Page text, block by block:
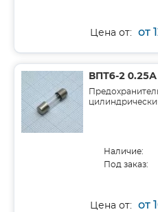
Цена от: от
ВПТ6-2 0.25А
Наличие:
Под заказ:
Цена от: от